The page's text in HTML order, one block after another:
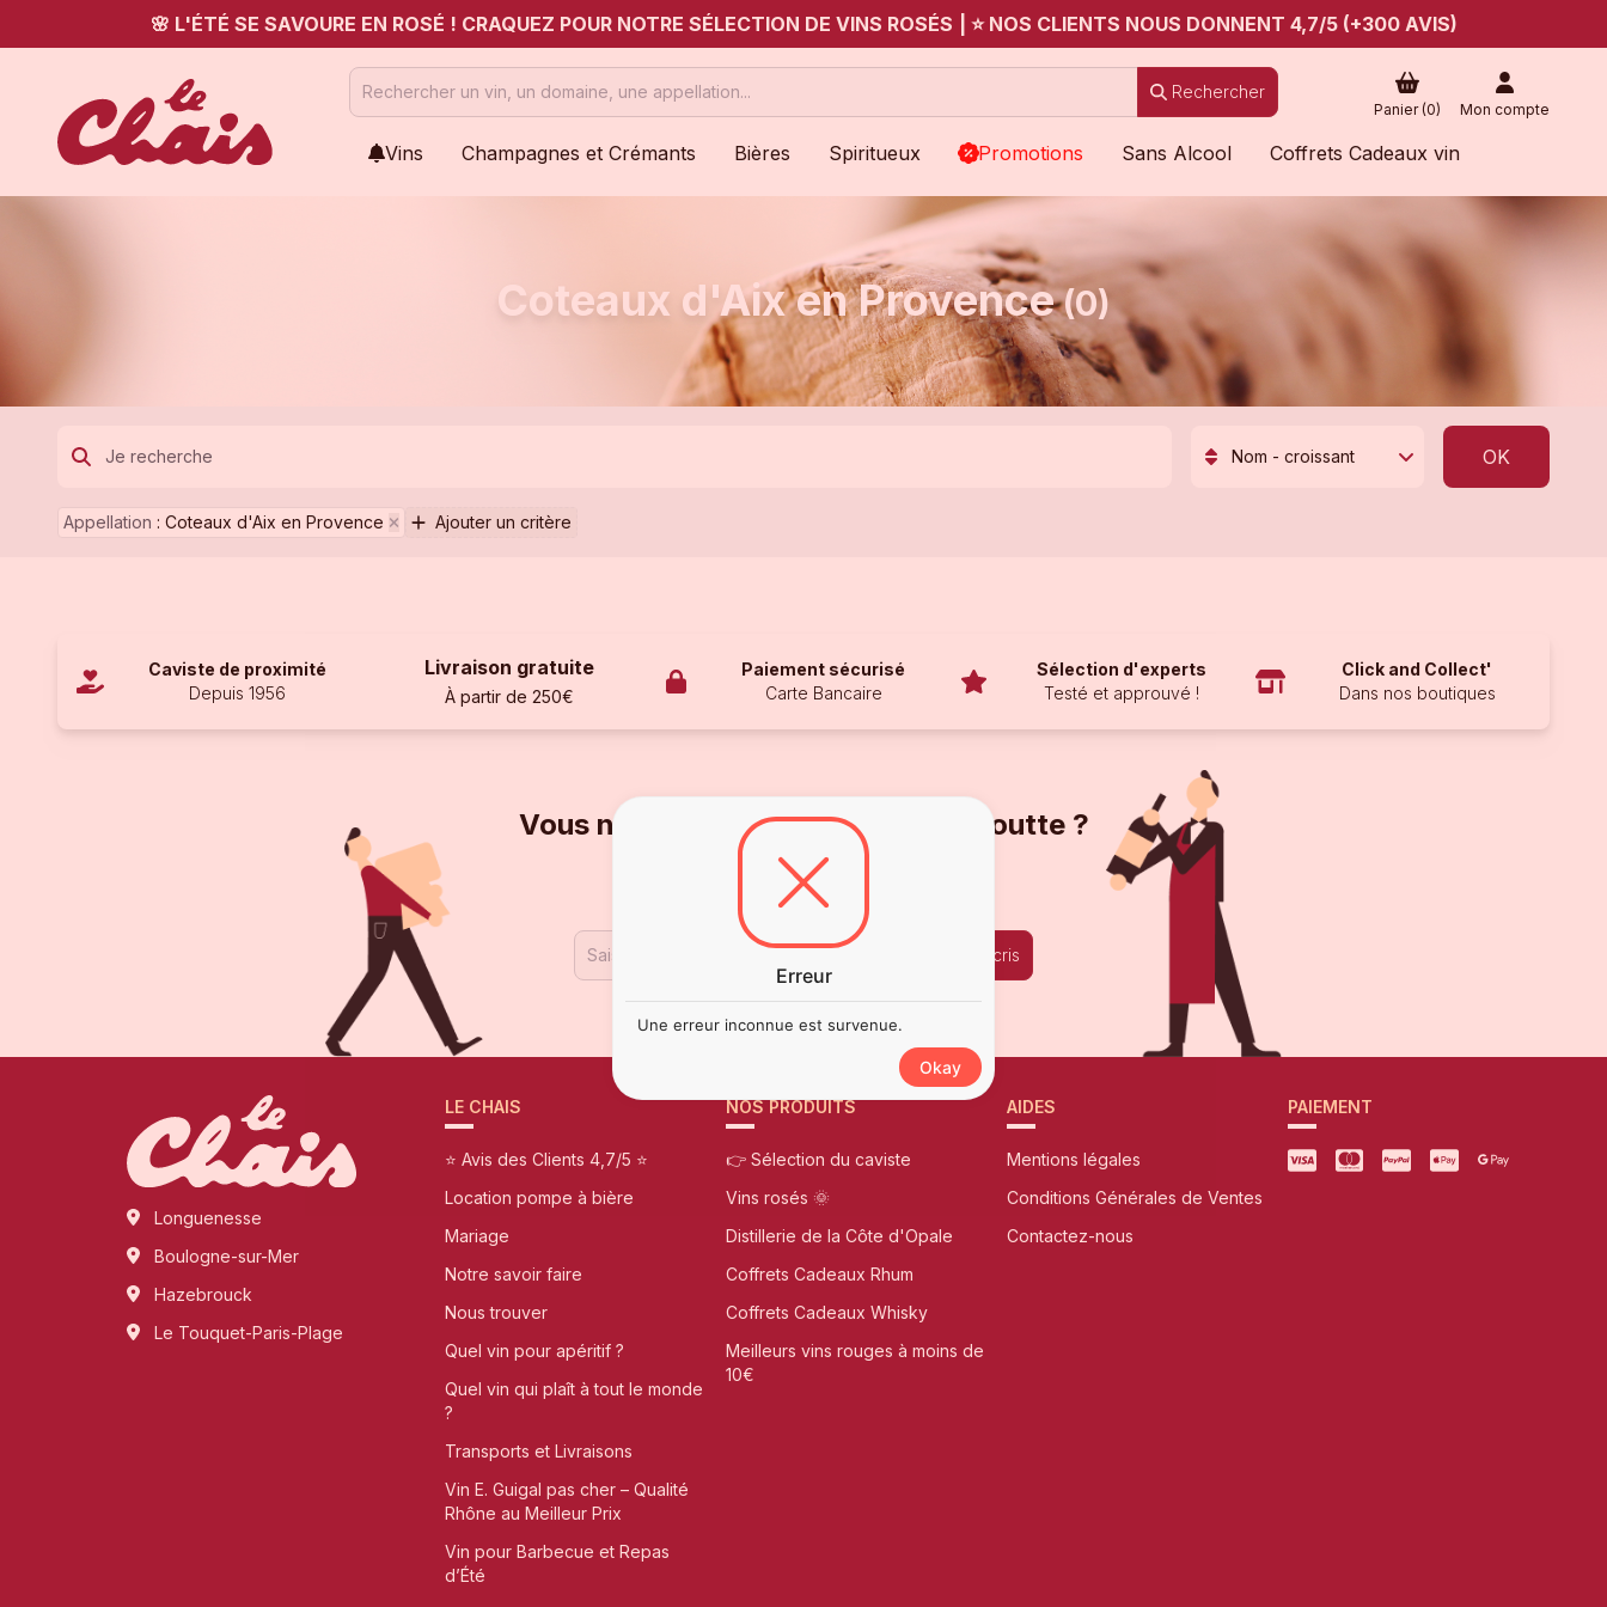
🌸 L'ÉTÉ SE SAVOURE EN ROSÉ ! CRAQUEZ POUR NOTRE SÉLECTION DE VINS ROSÉS ⭐ NOS CLIENTS NOUS DONNENT 4,7/5 (+300 AVIS)
Rechercher
Panier (0) Mon compte
Vins Champagnes et Crémants Bières Spiritueux Promotions Sans Alcool Coffrets Cadeaux vin
Coteaux d'Aix en Provence(0)
Nom - croissant OK
Appellation : Coteaux d'Aix en Provence Ajouter un critère
Caviste de proximité
Depuis 1956
Livraison gratuite
À partir de 250€
Paiement sécurisé
Carte Bancaire
Sélection d'experts
Testé et approuvé !
Click and Collect'
Dans nos boutiques
Vous ne voulez pas en rater une goutte ?
Inscrivez-vous à notre Newsletter !
Je m'inscris
Longuenesse
Boulogne-sur-Mer
Hazebrouck
Le Touquet-Paris-Plage
LE CHAIS
⭐ Avis des Clients 4,7/5 ⭐
Location pompe à bière
Mariage
Notre savoir faire
Nous trouver
Quel vin pour apéritif ?
Quel vin qui plaît à tout le monde
?
Transports et Livraisons
Vin E. Guigal pas cher – Qualité
Rhône au Meilleur Prix
Vin pour Barbecue et Repas
d’Été
NOS PRODUITS
👉 Sélection du caviste
Vins rosés 🌞
Distillerie de la Côte d'Opale
Coffrets Cadeaux Rhum
Coffrets Cadeaux Whisky
Meilleurs vins rouges à moins de
10€
AIDES
Mentions légales
Conditions Générales de Ventes
Contactez-nous
PAIEMENT
Erreur
Une erreur inconnue est survenue.
Okay